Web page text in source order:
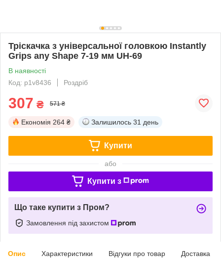
Тріскачка з універсальної головкою Instantly
Grips any Shape 7-19 мм UH-69
В наявності
Код: p1v8436
Роздріб
307 ₴ 571 ₴
Економія 264 ₴ Залишилось 31 день
Купити
або
Купити з
Що таке купити з Пром?
Замовлення під захистом
Опис Характеристики Відгуки про товар Доставка